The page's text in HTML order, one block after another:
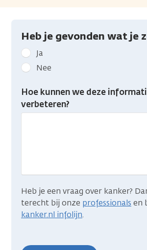
Heb je gevonden wat je
Geef
kanker.nl
feedback:
Heb
gevonden
Ja
Nee
Hoe kunnen we deze
verbeteren?
Heb je een vraag over kanker?
terecht bij onze professionals en
kanker.nl infolijn.